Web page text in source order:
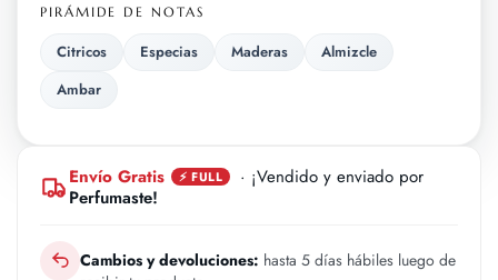
PIRÁMIDE DE NOTAS
Citricos Especias Maderas
Almizcle
Ambar
Envío Gratis ⚡ FULL
· ¡Vendido y enviado por
Perfumaste!
Cambios y devoluciones: hasta 5 días hábiles luego de